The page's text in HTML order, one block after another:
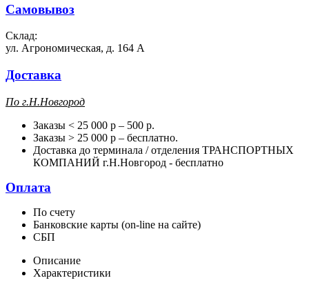
Самовывоз
Склад:
ул. Агрономическая, д. 164 А
Доставка
По г.Н.Новгород
Заказы < 25 000 р – 500 р.
Заказы > 25 000 р – бесплатно.
Доставка до терминала / отделения ТРАНСПОРТНЫХ
КОМПАНИЙ г.Н.Новгород - бесплатно
Оплата
По счету
Банковские карты (on-line на сайте)
СБП
Описание
Характеристики